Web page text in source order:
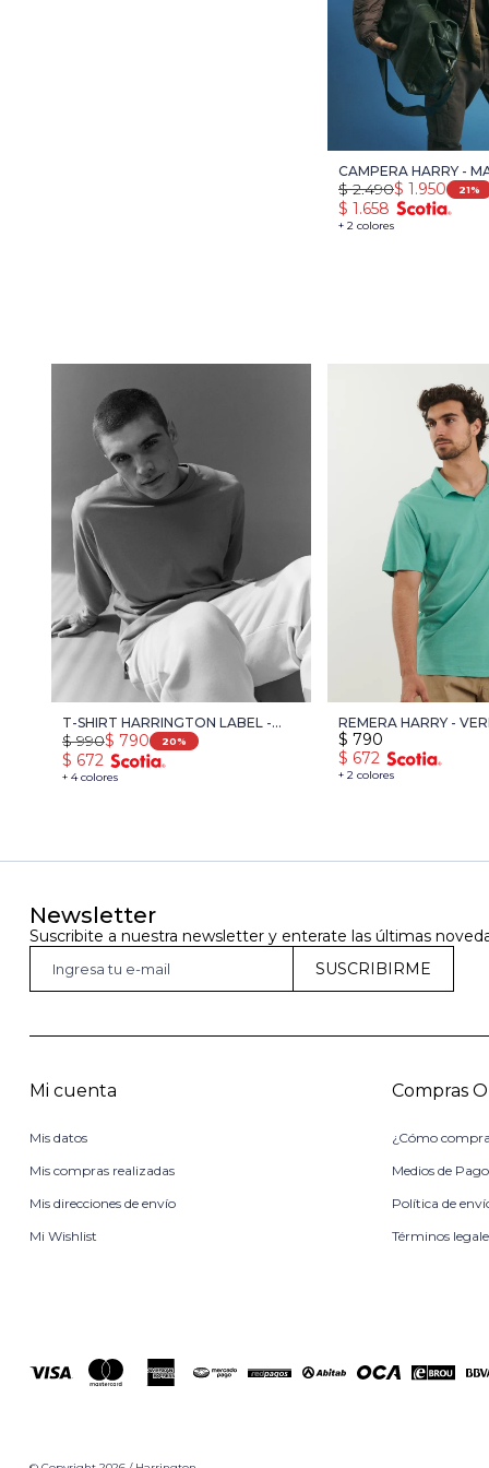
CAMPERA HARRY -
+ 2 colores
$ 1.950
$ 2.490 21
$ 1.658
T-SHIRT HARRINGTON LABEL -
VERDE
+ 4 colores
$ 790
$ 990 20
$ 672
REMERA HARRY -
+ 2 colores
$ 790
$ 672
Newsletter
Suscribite a nuestra newsletter y enterate las últimas
SUSCRIBIRME
Mi cuenta
Mis datos
Mis compras realizadas
Mis direcciones de envío
Mi Wishlist
Compras
¿Cómo
Medios de Pago
Política de
Términos